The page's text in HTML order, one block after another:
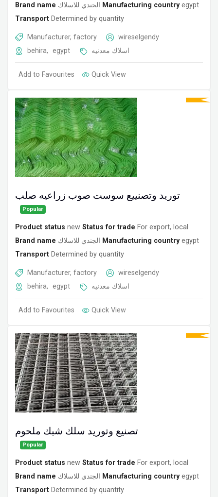
Brand name الجندي للاسلاك Manufacturing country egypt
Transport Determined by quantity
Manufacturer, factory
wireselgendy
behira, egypt اسلاك معدنيه
Add to Favourites Quick View
توريد وتصنييع سوست صوب زراعيه صلب
Popular
Product status new Status for trade For export, local
Brand name الجندي للاسلاك Manufacturing country egypt
Transport Determined by quantity
Manufacturer, factory
wireselgendy
behira, egypt اسلاك معدنيه
Add to Favourites Quick View
تصنيع وتوريد سلك شبك ملحوم
Popular
Product status new Status for trade For export, local
Brand name الجندي للاسلاك Manufacturing country egypt
Transport Determined by quantity